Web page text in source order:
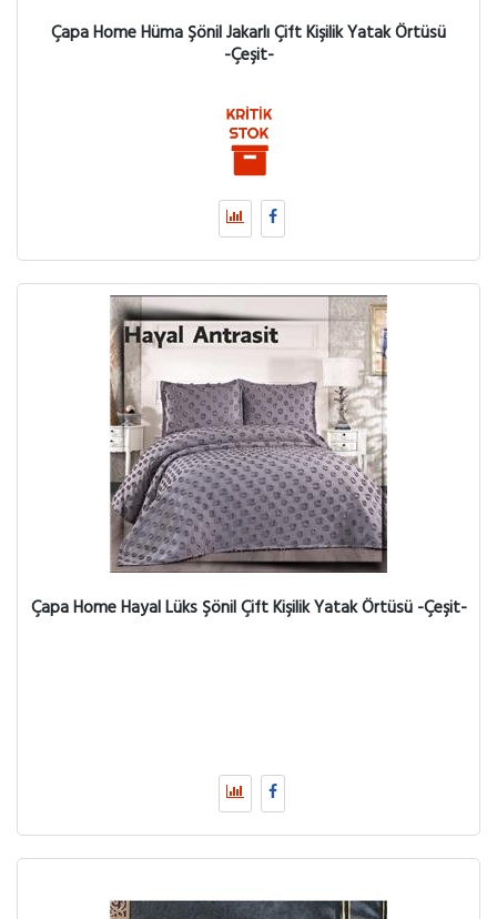
Çapa Home Hüma Şönil Jakarlı Çift Kişilik Yatak Örtüsü
-Çeşit-
Çapa Home Hayal Lüks Şönil Çift Kişilik Yatak Örtüsü -Çeşit-